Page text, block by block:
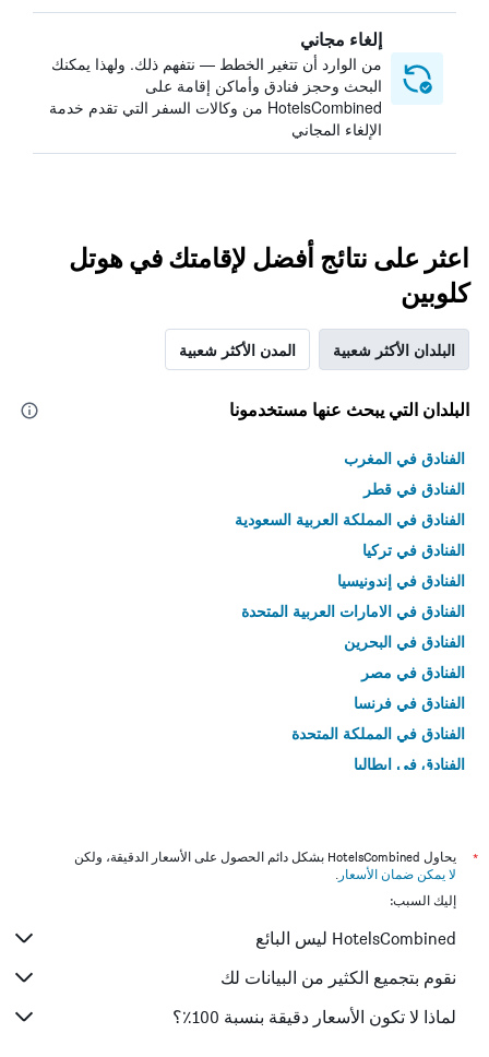
إلغاء مجاني
من الوارد أن تتغير الخطط — نتفهم ذلك. ولهذا يمكنك
البحث وحجز فنادق وأماكن إقامة على
HotelsCombined من وكالات السفر التي تقدم خدمة
الإلغاء المجاني
اعثر على نتائج أفضل لإقامتك في هوتل
كلوبين
البلدان الأكثر شعبية المدن الأكثر شعبية
البلدان التي يبحث عنها مستخدمونا
الفنادق في المغرب
الفنادق في قطر
الفنادق في المملكة العربية السعودية
الفنادق في تركيا
الفنادق في إندونيسيا
الفنادق في الامارات العربية المتحدة
الفنادق في البحرين
الفنادق في مصر
الفنادق في فرنسا
الفنادق في المملكة المتحدة
الفنادق في إيطاليا
*
يحاول HotelsCombined بشكل دائم الحصول على الأسعار الدقيقة، ولكن
لا يمكن ضمان الأسعار .
إليك السبب:
HotelsCombined ليس البائع
نقوم بتجميع الكثير من البيانات لك
لماذا لا تكون الأسعار دقيقة بنسبة 100٪؟